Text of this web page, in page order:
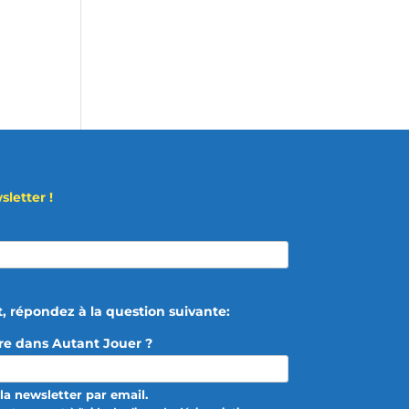
!
répondez à la question suivante:
dans Autant Jouer ?
newsletter par email.